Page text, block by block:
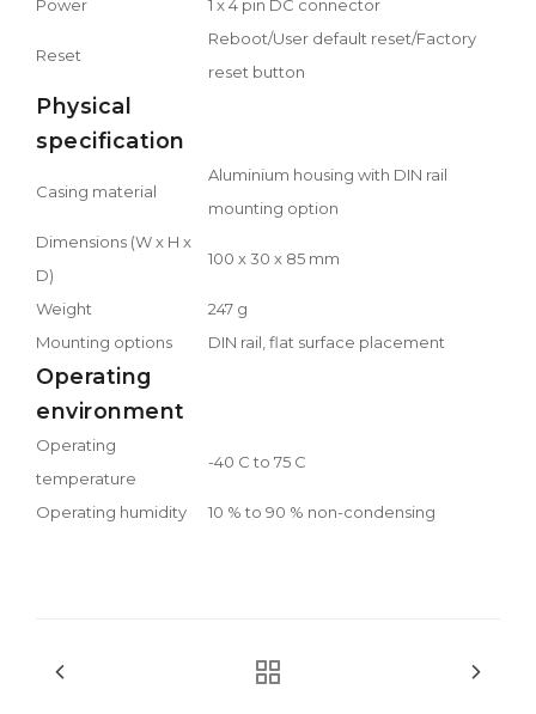
Power 1 x 4 pin DC connector
Reset
Reboot/User default reset/Factory
reset button
Physical
specification
Casing material
Aluminium housing with DIN rail
mounting option
Dimensions (W x H x
D)
100 x 30 x 85 mm
Weight
247 g
Mounting options
DIN rail, flat surface placement
Operating
environment
Operating
temperature
-40 C to 75 C
Operating humidity 10 % to 90 % non-condensing